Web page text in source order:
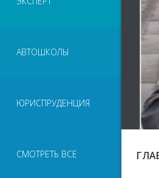
АВТОШКОЛЫ
ЮРИСПРУДЕНЦИЯ
СМОТРЕТЬ ВСЕ